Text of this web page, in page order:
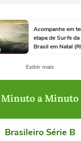
Acompanhe em
etapa de Surfe
Brasil em Natal
Exibir mais
Minuto a Minuto
Brasileiro Série B